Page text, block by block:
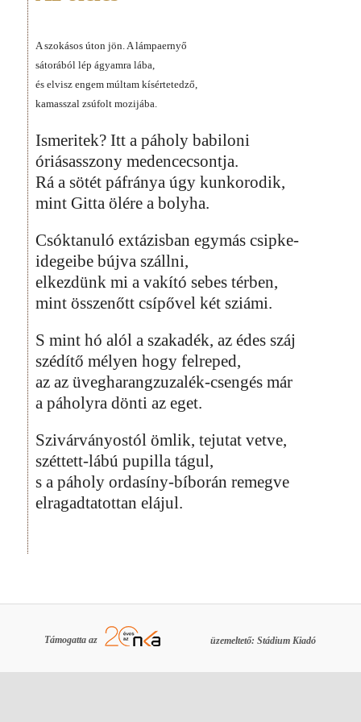
A szokásos úton jön. A lámpaernyő
sátorából lép ágyamra lába,
és elvisz engem múltam kísértetedző,
kamasszal zsúfolt mozijába.
Ismeritek? Itt a páholy babiloni
óriásasszony medencecsontja.
Rá a sötét páfránya úgy kunkorodik,
mint Gitta ölére a bolyha.
Csóktanuló extázisban egymás csipke-
idegeibe bújva szállni,
elkezdünk mi a vakító sebes térben,
mint összenőtt csípővel két sziámi.
S mint hó alól a szakadék, az édes száj
szédítő mélyen hogy felreped,
az az üvegharangzuzalék-csengés már
a páholyra dönti az eget.
Szivárványostól ömlik, tejutat vetve,
széttett-lábú pupilla tágul,
s a páholy ordasíny-bíborán remegve
elragadtatottan elájul.
Támogatta az üzemeltető: Stádium Kiadó